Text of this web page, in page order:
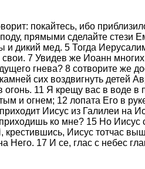
покайтесь, ибо
прямыми сделайте
дикий мед. 5 Тогда
7 Увидев же Иоанн
гнева? 8 сотворите же
сих воздвигнуть детей
11 Я крещу вас в воде
и огнем; 12 лопата Его в
Иисус из Галилеи на
ко мне? 15 Но Иисус
Иисус тотчас
Него. 17 И се, глас с небес